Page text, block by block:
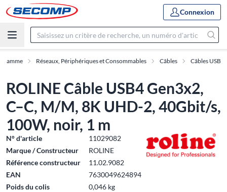
Connexion
Gamme Réseaux, Périphériques et Consommables Câbles Câbles USB
ROLINE Câble USB4 Gen3x2,
C–C, M/M, 8K UHD-2, 40Gbit/s,
100W, noir, 1 m
N° d'article
11029082
Marque / Constructeur
ROLINE
Référence constructeur
11.02.9082
EAN
7630049624894
Poids du colis
0,046 kg